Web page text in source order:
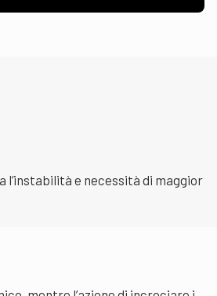
l’instabilità e necessità di maggior